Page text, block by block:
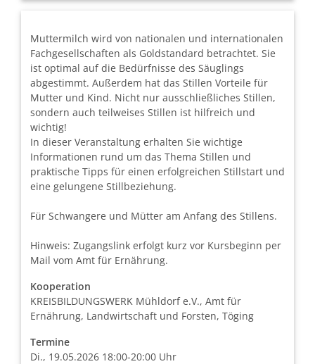
Muttermilch wird von nationalen und internationalen
Fachgesellschaften als Goldstandard betrachtet. Sie
ist optimal auf die Bedürfnisse des Säuglings
abgestimmt. Außerdem hat das Stillen Vorteile für
Mutter und Kind. Nicht nur ausschließliches Stillen,
sondern auch teilweises Stillen ist hilfreich und
wichtig!
In dieser Veranstaltung erhalten Sie wichtige
Informationen rund um das Thema Stillen und
praktische Tipps für einen erfolgreichen Stillstart und
eine gelungene Stillbeziehung.
Für Schwangere und Mütter am Anfang des Stillens.
Hinweis: Zugangslink erfolgt kurz vor Kursbeginn per
Mail vom Amt für Ernährung.
Kooperation
KREISBILDUNGSWERK Mühldorf e.V., Amt für
Ernährung, Landwirtschaft und Forsten, Töging
Termine
Di., 19.05.2026 18:00-20:00 Uhr